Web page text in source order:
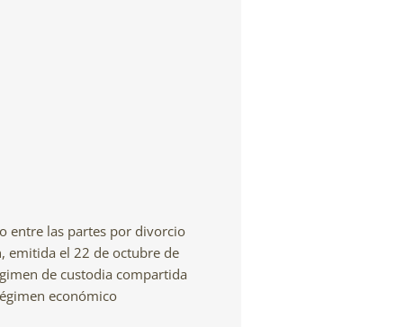
entre las partes por divorcio
emitida el 22 de octubre de
de custodia compartida
económico